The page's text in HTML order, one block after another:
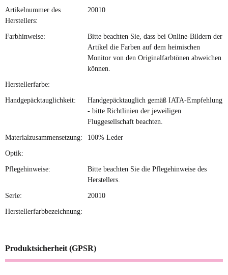
Artikelnummer des
Herstellers:
20010
Farbhinweise:
Bitte beachten Sie, dass bei Online-Bildern der
Artikel die Farben auf dem heimischen
Monitor von den Originalfarbtönen abweichen
können.
Herstellerfarbe:
Handgepäcktauglichkeit:
Handgepäcktauglich gemäß IATA-Empfehlung
- bitte Richtlinien der jeweiligen
Fluggesellschaft beachten.
Materialzusammensetzung: 100% Leder
Optik:
Pflegehinweise:
Bitte beachten Sie die Pflegehinweise des
Herstellers.
Serie: 20010
Herstellerfarbbezeichnung:
Produktsicherheit (GPSR)